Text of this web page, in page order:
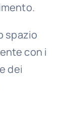
spazio
con i
dei